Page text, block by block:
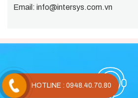
Email: info@intersys.com.vn
HOTLINE : 0948.40.70.80